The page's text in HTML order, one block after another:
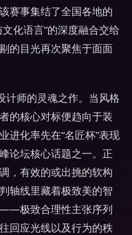
赛事集结了全国各地的
化语言”的深度融合交给
的目光再次聚焦于面面
计师的灵魂之作。当风格
的核心对标便趋向于装
进化率先在“名匠杯”表现
论坛核心话题之一。正
，有效的或出挑的软构
轴线里藏着极致美的智
极致合理性主张序列
回应光线以及行为的秩